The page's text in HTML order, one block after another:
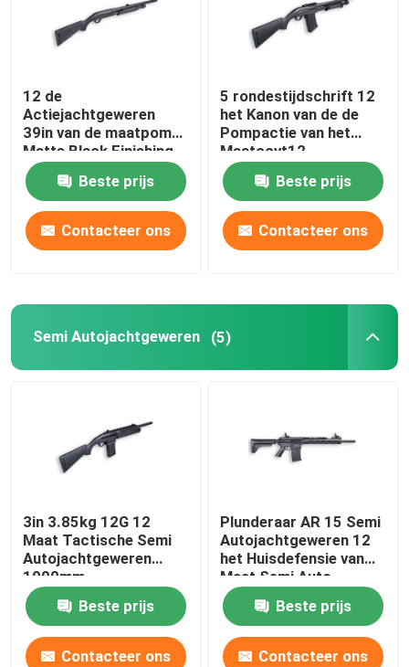
12 de
Actiejachtgeweren
39in van de maatpomp
Matte Black Finishing
Beste prijs
Contacteer ons
5 rondestijdschrift 12
het Kanon van de de
Pompactie van het
Maatccvt12
Jachtgeweer
Beste prijs
Contacteer ons
Semi Autojachtgeweren (5)
3in 3.85kg 12G 12
Maat Tactische Semi
Autojachtgeweren
1000mm
Beste prijs
Contacteer ons
Plunderaar AR 15 Semi
Autojachtgeweren 12
het Huisdefensie van
Maat Semi Auto
Tactische
Jachtgeweren
Beste prijs
Contacteer ons